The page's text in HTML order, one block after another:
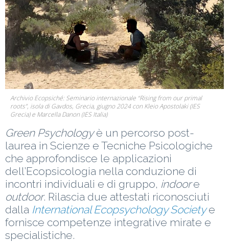
Archivio Ecopsiché: Seminario internazionale “Rising from our primal
roots”, isola di Gavdos, Grecia, giugno 2024 con Kleio Apostolaki (IES
Grecia) e Marcella Danon (IES Italia)
Green Psychologyè un percorso post-
laurea in Scienze e Tecniche Psicologiche
che approfondisce le applicazioni
dell’Ecopsicologia nella conduzione di
incontri individuali e di gruppo, indoore
outdoor. Rilascia due attestati riconosciuti
dalla International Ecopsychology Societye
fornisce competenze integrative mirate e
specialistiche.